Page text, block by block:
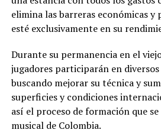
elimina las barreras económicas y
esté exclusivamente en su
Durante su permanencia en el
jugadores participarán en
buscando mejorar su técnica y
superficies y condiciones
así el proceso de formación que
musical de Colombia.